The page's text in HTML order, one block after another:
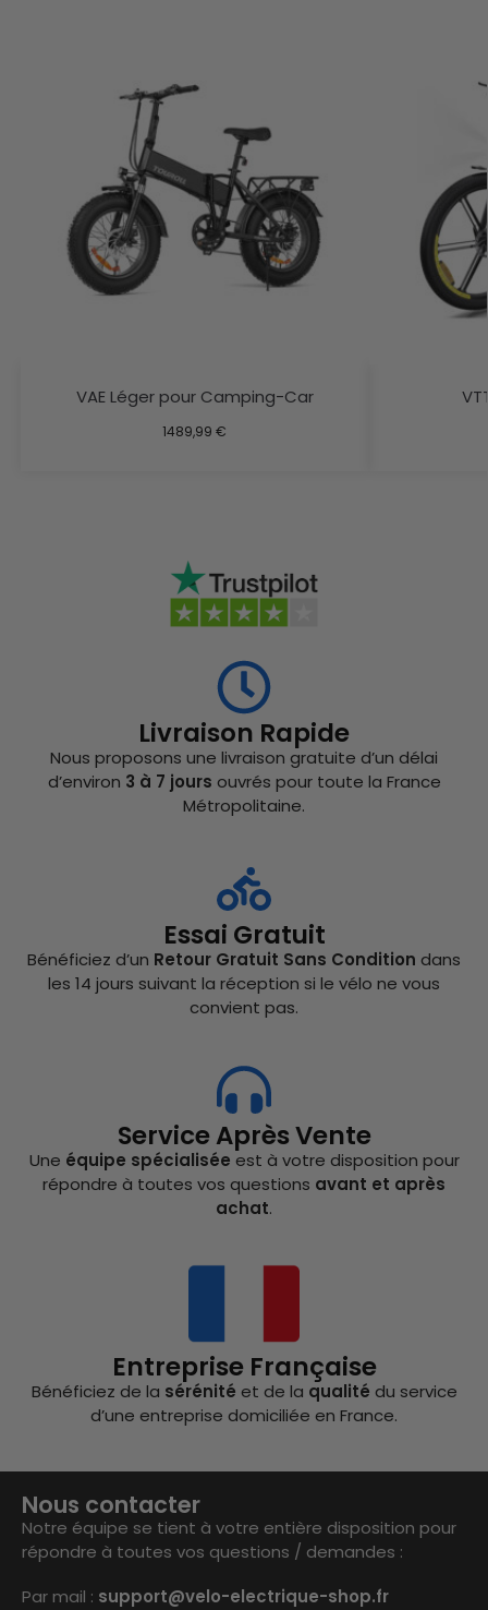
VAE Léger pour Camping-Car
1489,99€
Livraison Rapide
Nous proposons une livraison gratuite d’un délai
d’environ 3 à 7 jours ouvrés pour toute la France
Métropolitaine.
Essai Gratuit
Bénéficiez d’un Retour Gratuit Sans Condition dans
les 14 jours suivant la réception si le vélo ne vous
convient pas.
Service Après Vente
Une équipe spécialisée est à votre disposition pour
répondre à toutes vos questions avant et après
achat.
Entreprise Française
Bénéficiez de la sérénité et de la qualité du service
d’une entreprise domiciliée en France.
Nous contacter
Notre équipe se tient à votre entière disposition pour
répondre à toutes vos questions / demandes :
Par mail : support@velo-electrique-shop.fr